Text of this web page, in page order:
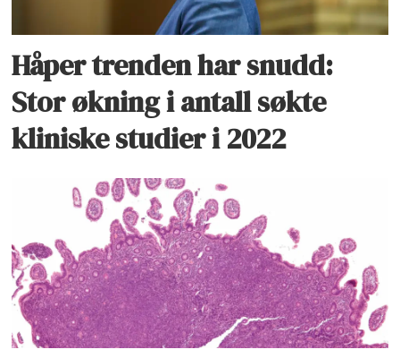
Håper trenden har snudd:
Stor økning i antall søkte
kliniske studier i 2022